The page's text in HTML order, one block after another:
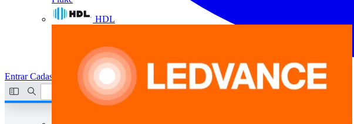
HDL
EntrarCadastrar